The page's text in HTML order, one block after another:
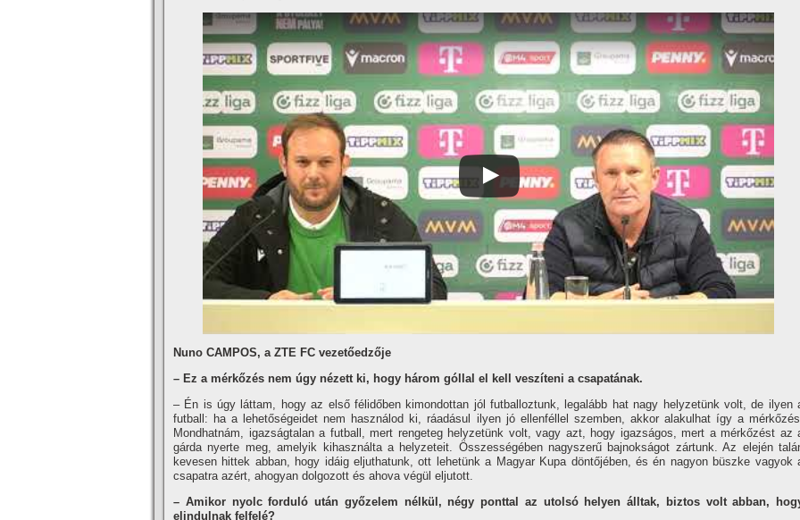
Nuno CAMPOS, a ZTE FC vezetőedzője
– Ez a mérkőzés nem úgy nézett ki, hogy három góllal el kell veszíteni a csapatának.
– Én is úgy láttam, hogy az első félidőben kimondottan jól futballoztunk, legalább hat nagy helyzetünk volt, de ilyen
futball: ha a lehetőségeidet nem használod ki, ráadásul ilyen jó ellenféllel szemben, akkor alakulhat így a
Mondhatnám, igazságtalan a futball, mert rengeteg helyzetünk volt, vagy azt, hogy igazságos, mert a mérkőzést az
gárda nyerte meg, amelyik kihasználta a helyzeteit. Összességében nagyszerű bajnokságot zártunk. Az elején
kevesen hittek abban, hogy idáig eljuthatunk, ott lehetünk a Magyar Kupa döntőjében, és én nagyon büszke vagyok
csapatra azért, ahogyan dolgozott és ahova végül eljutott.
– Amikor nyolc forduló után győzelem nélkül, négy ponttal az utolsó helyen álltak, biztos volt abban,
elindulnak felfelé?